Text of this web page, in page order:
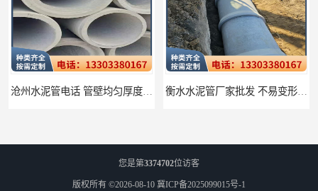
沧州水泥管电话 管壁均匀厚度一致 衡水水泥管厂家批发 不易变形结构稳定
您是第3374702位访客
版权所有 ©2026-08-10 冀ICP备2025099015号-1